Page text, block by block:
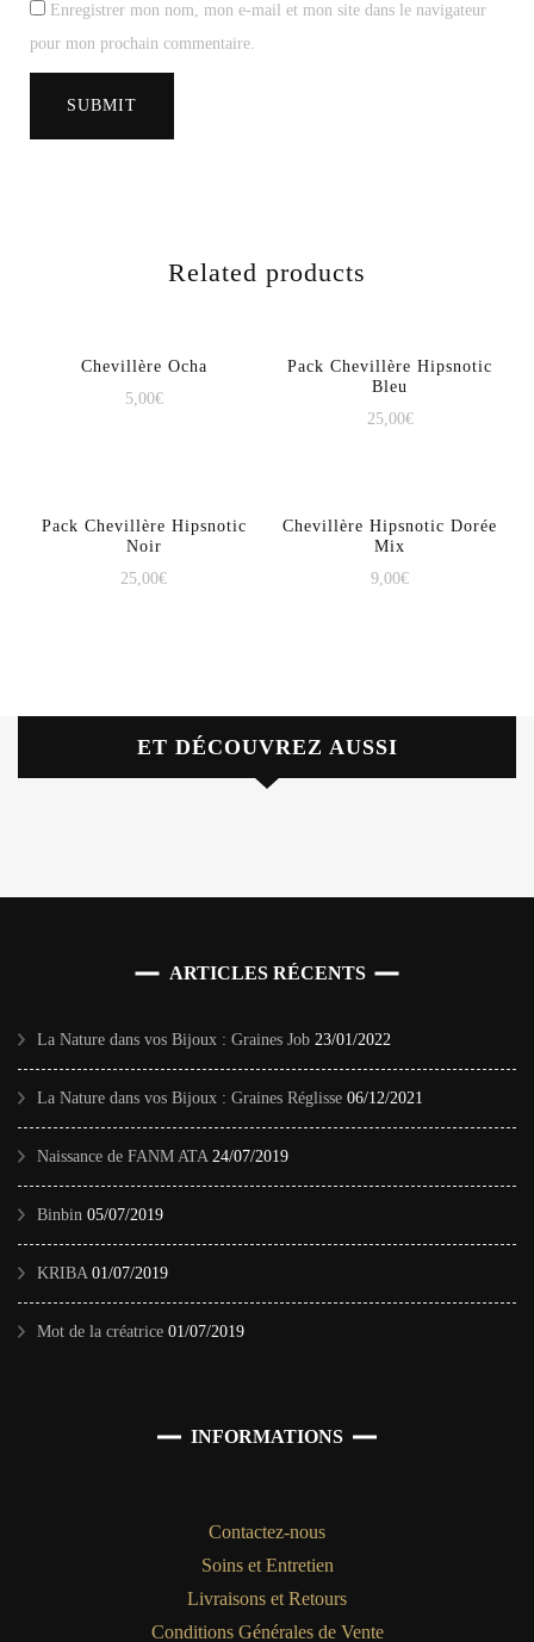
Enregistrer mon nom, mon e-mail et mon site dans le navigateur
pour mon prochain commentaire.
Related products
Chevillère Ocha
5,00€
Pack Chevillère Hipsnotic
Bleu
25,00€
Pack Chevillère Hipsnotic
Noir
25,00€
Chevillère Hipsnotic Dorée
Mix
9,00€
ET DÉCOUVREZ AUSSI
ARTICLES RÉCENTS
La Nature dans vos Bijoux : Graines Job 23/01/2022
La Nature dans vos Bijoux : Graines Réglisse 06/12/2021
Naissance de FANM ATA 24/07/2019
Binbin 05/07/2019
KRIBA 01/07/2019
Mot de la créatrice 01/07/2019
INFORMATIONS
Contactez-nous
Soins et Entretien
Livraisons et Retours
Conditions Générales de Vente